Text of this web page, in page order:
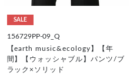
SALE
156729PP-09_Q
【earth music&ecology】【年
間】【ウォッシャブル】パンツ/ブ
ラック×ソリッド